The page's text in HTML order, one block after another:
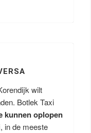
wilt
Botlek Taxi
kunnen oplopen
in de meeste